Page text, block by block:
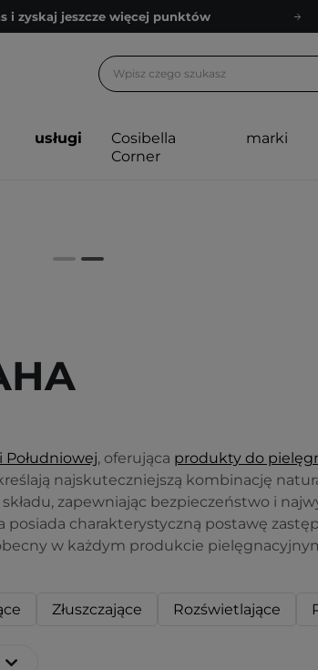
i zyskaj jeszcze więcej punktów
konsultacje kosmetologiczne
i zyskaj jeszcze więcej punktów
usługi
Cosibella
Corner
marki
Południowej, oferująca produkty do
najskuteczniejszą kombinację
zapewniając bezpieczeństwo i
posiada charakterystyczną postawę
w każdym produkcie
Złuszczające Rozświetlające